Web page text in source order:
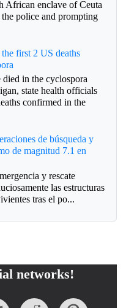
African enclave of Ceuta
police and prompting
first 2 US deaths
in the cyclospora
state health officials
confirmed in the
de búsqueda y
de magnitud 7.1 en
y rescate
las estructuras
tras el po...
networks!